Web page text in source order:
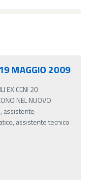
MAGGIO 2009
EX CCNI 20
NEL NUOVO
assistente
assistente tecnico